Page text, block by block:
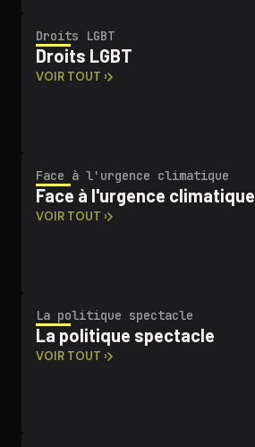
Droits LGBT
Droits LGBT
VOIR TOUT ›
Face à l'urgence climatique
Face à l'urgence climatique
VOIR TOUT ›
La politique spectacle
La politique spectacle
VOIR TOUT ›